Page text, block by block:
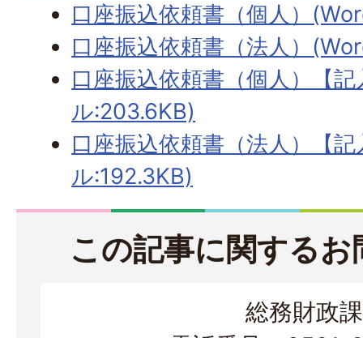
口座振込依頼書（個人）
口座振込依頼書（法人）
口座振込依頼書（個人）【
ル:203.6KB)
口座振込依頼書（法人）【
ル:192.3KB)
この記事に関する
総務財政課